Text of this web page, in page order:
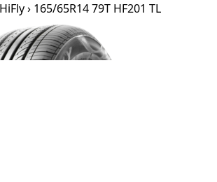
HiFly› 165/65R14 79T HF201 TL